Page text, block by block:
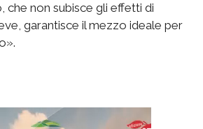
che non subisce gli effetti di
garantisce il mezzo ideale per